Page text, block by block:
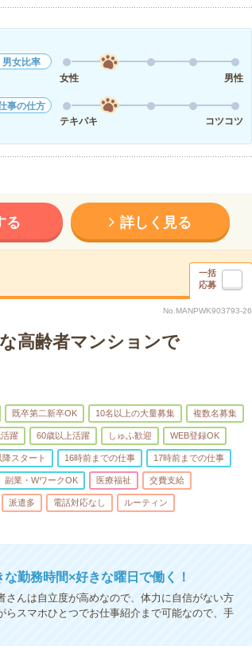
男女比率
女性
男性
事の仕方
テキパキ
コツコツ
る 詳しく見る
一括
応募
No.MANPWK903793-26
高齢者マンションで
既卒第二新卒OK 10名以上の大量募集 複数名募集
躍 60歳以上活躍 しゅふ歓迎 WEB登録OK
スタート 16時前までの仕事 17時前までの仕事
副業・WワークOK 医療福祉 交費支給
派遣多 電話対応なし ルーティン
勤務時間×好きな曜日で働く！
んは自立度が高めなので、体力に自信がない方
スマホひとつでお仕事紹介まで可能なので、手